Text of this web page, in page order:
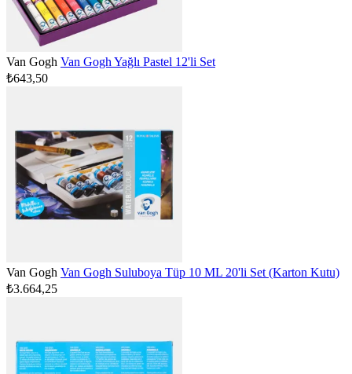
Van Gogh Van Gogh Yağlı Pastel 12'li Set
₺643,50
Van Gogh Van Gogh Suluboya Tüp 10 ML 20'li Set (Karton Kutu)
₺3.664,25